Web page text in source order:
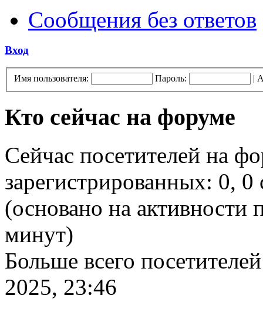
Сообщения без ответов
Вход
Имя пользователя: Пароль: |
Кто сейчас на форуме
Сейчас посетителей на
зарегистрированных: 0,
(основано на активности
минут)
Больше всего
2025, 23:46